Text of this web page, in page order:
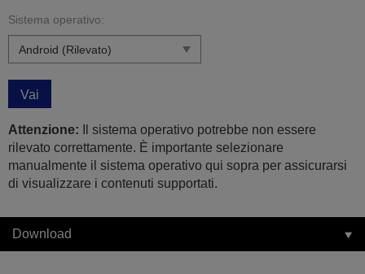
Sistema operativo:
Vai
Attenzione: Il sistema operativo potrebbe non essere
rilevato correttamente. È importante selezionare
manualmente il sistema operativo qui sopra per assicurarsi
di visualizzare i contenuti supportati.
Download